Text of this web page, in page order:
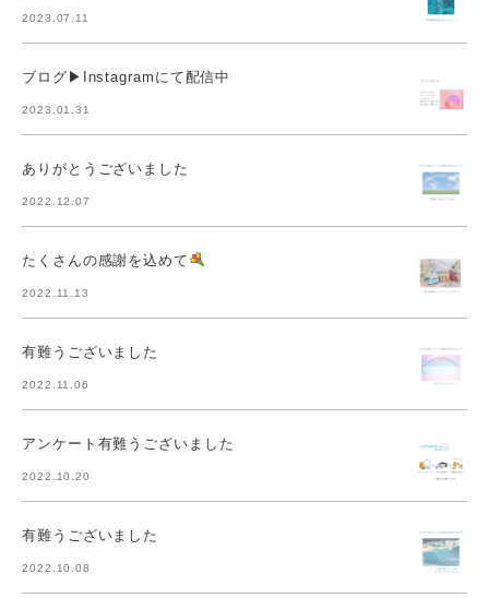
2023.07.11
ブログ▶︎Instagramにて配信中
2023.01.31
ありがとうございました
2022.12.07
たくさんの感謝を込めて
2022.11.13
有難うございました
2022.11.06
アンケート有難うございました
2022.10.20
有難うございました
2022.10.08